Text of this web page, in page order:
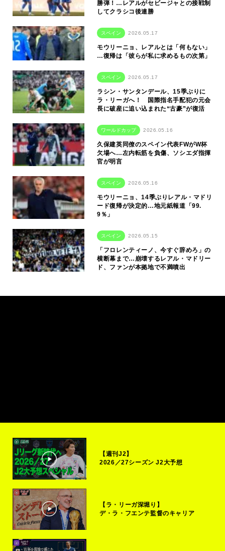
勝弾！…レアルがセビージャとの接戦制
してクラシコ後連勝
スペイン 2026.05.17
モウリーニョ、レアルとは「何もない」
…復帰は「彼らが私に求めるもの次第」
スペイン 2026.05.17
ラシン・サンタンデール、15季ぶりに
ラ・リーガへ！ 国際指名手配犯の元会
長に破産に追い込まれた“古豪”が復活
ワールドカップ 2026.05.16
久保建英同僚のスペイン代表FWがW杯
欠場へ…左内転筋を負傷、ソシエダ指揮
官が明言
スペイン 2026.05.16
モウリーニョ、14季ぶりレアル・マドリ
ード復帰が決定的…地元紙報道「99.
9％」
スペイン 2026.05.15
「フロレンティーノ、今すぐ辞めろ」の
横断幕まで…崩壊するレアル・マドリー
ド、ファンが本拠地で不満噴出
【週刊J2】
2026／27シーズン J2大予想
【ラ・リーガ深堀り】
デ・ラ・フエンテ監督のキャリア